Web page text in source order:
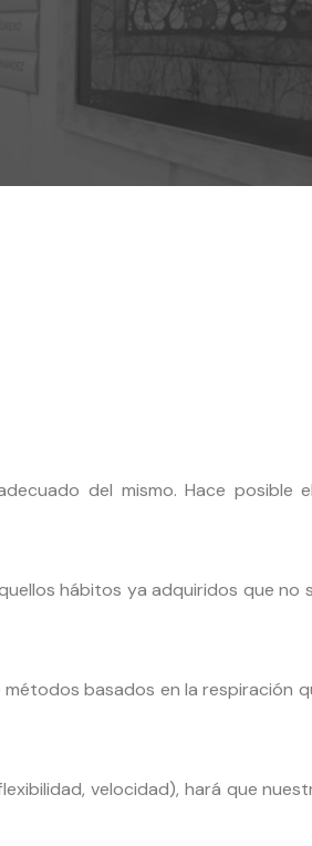
del mismo. Hace posible
hábitos ya adquiridos que no
basados en la respiración
velocidad), hará que